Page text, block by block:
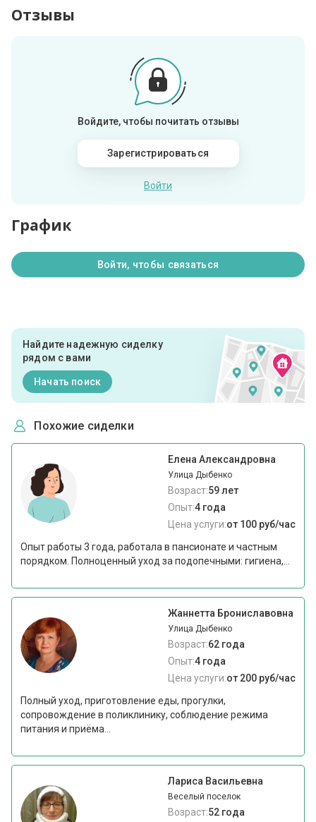
Отзывы
Войдите, чтобы почитать отзывы
Зарегистрироваться
Войти
График
Войти, чтобы связаться
Найдите надежную сиделку
рядом с вами
Начать поиск
Похожие сиделки
Елена Александровна
Улица Дыбенко
Возраст:59 лет
Опыт:4 года
Цена услуги:от 100 руб/час
Опыт работы 3 года, работала в пансионате и частным
порядком. Полноценный уход за подопечными: гигиена,...
Жаннетта Брониславовна
Улица Дыбенко
Возраст:62 года
Опыт:4 года
Цена услуги:от 200 руб/час
Полный уход, приготовление еды, прогулки,
сопровождение в поликлинику, соблюдение режима
питания и приёма...
Лариса Васильевна
Веселый поселок
Возраст:52 года